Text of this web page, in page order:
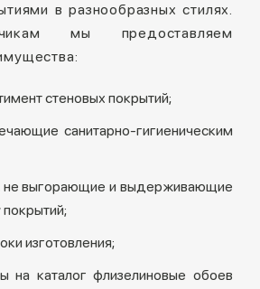
в разнообразных стилях.
мы предоставляем
стеновых покрытий;
санитарно-гигиеническим
не выгорающие и выдерживающие
изготовления;
на каталог флизелиновые обоев